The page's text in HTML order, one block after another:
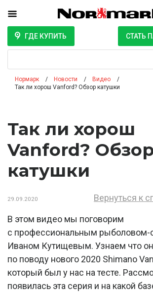
ГДЕ КУПИТЬ СТАТЬ
Нормарк Новости
Видео
Так ли хорош Vanford? Обзор катушки
Так ли хорош
Vanford?
катушки
29.09.2020 Вернуться к
В этом видео мы поговорим
с профессиональным рыболовом-
Иваном Кутищевым. Узнаем что
по поводу нового 2020 Shimano
который был у нас на тесте.
появилась эта серия и на какой